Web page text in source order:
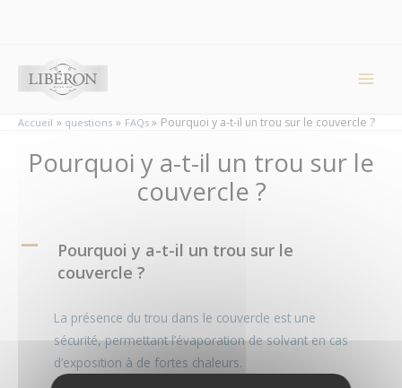
Accueil questions FAQs Pourquoi y a-t-il un trou sur le couvercle ?
Pourquoi y a-t-il un trou sur le
couvercle ?
A
Pourquoi y a-t-il un trou sur le
couvercle ?
La présence du trou dans le couvercle est une
sécurité, permettant l’évaporation de solvant en cas
d’exposition à de fortes chaleurs.